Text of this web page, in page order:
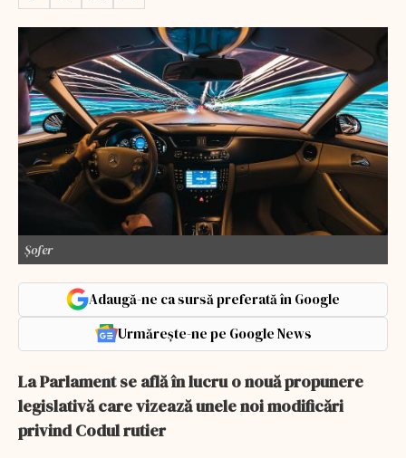
Șofer
Adaugă-ne ca sursă preferată în Google
Urmărește-ne pe Google News
La Parlament se află în lucru o nouă propunere
legislativă care vizează unele noi modificări
privind Codul rutier